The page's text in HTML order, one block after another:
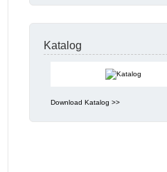
Katalog
Download Katalog >>